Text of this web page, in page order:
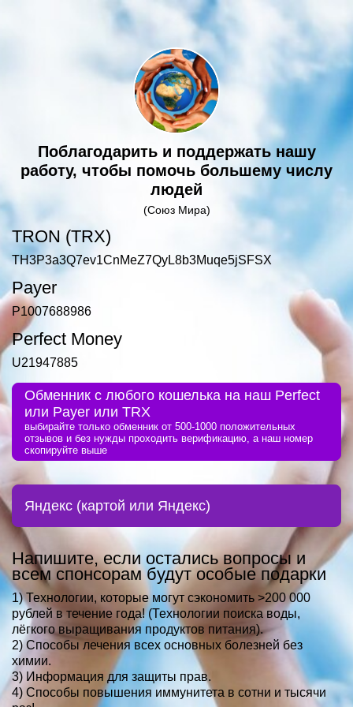
Поблагодарить и поддержать нашу
работу, чтобы помочь большему числу
людей
(Союз Мира)
TRON (TRX)
TH3P3a3Q7ev1CnMeZ7QyL8b3Muqe5jSFSX
Payer
P1007688986
Perfect Money
U21947885
Обменник с любого кошелька на наш Perfect
или Payer или TRX
выбирайте только обменник от 500-1000 положительных
отзывов и без нужды проходить верификацию, а наш номер
скопируйте выше
Яндекс (картой или Яндекс)
Напишите, если остались вопросы и
всем спонсорам будут особые подарки
1) Технологии, которые могут сэкономить >200 000
рублей в течение года! (Технологии поиска воды,
лёгкого выращивания продуктов питания).
2) Способы лечения всех основных болезней без
химии.
3) Информация для защиты прав.
4) Способы повышения иммунитета в сотни и тысячи